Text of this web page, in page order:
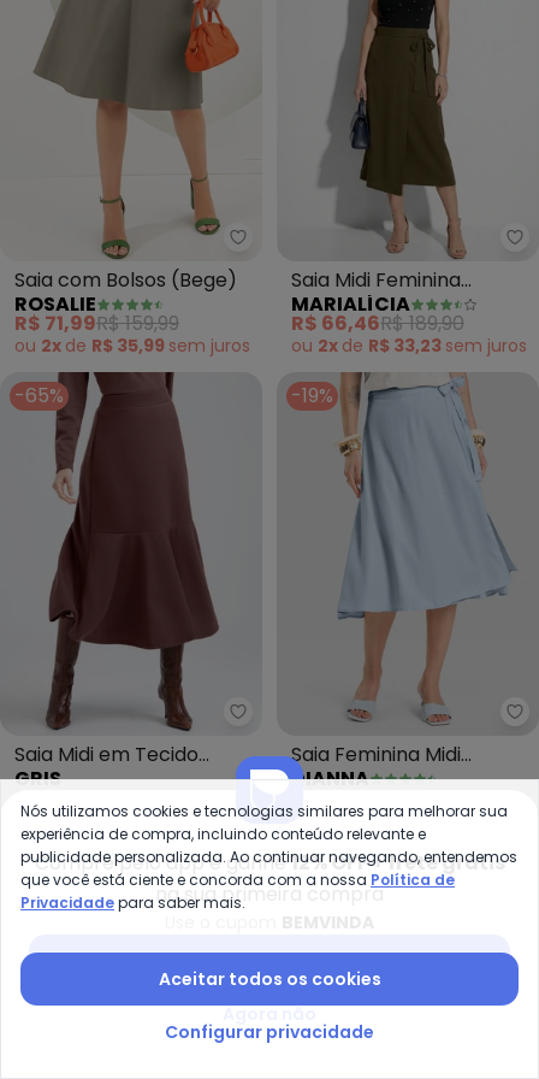
Rosalie - Saia com Bolsos
Saia com Bolsos (Bege)
ROSALIE
R$ 71,99R$ 159,99
ou 2x de R$ 35,99 sem juros
Saia Midi Feminina
Viscose Transpassada
(Verde)
MARIALÍCIA
R$ 66,46R$ 189,90
ou 2x de R$ 33,23 sem juros
-65%
Gris - Saia Midi em Tecido
Saia Midi em Tecido
Texturizado (Marrom
Escuro)
GRIS
R$ 62,96
ou2xdeR$ 31,48semjuros
-19%
Saia Feminina Midi
Envelope (Azul)
DIANNA
ou2xde R$ 40,49semjuros
-49% -50%
Compre pelo app e ganhe12% OFF + frete grátis
na sua primeira compra
Nós utilizamos cookies e tecnologias similares para melhorar sua
experiência de compra, incluindo conteúdo relevante e
publicidade personalizada. Ao continuar navegando, entendemos
que você está ciente e concorda com a nossa Política de
Privacidadepara saber mais.
Aceitar todos os cookies
Configurar privacidade